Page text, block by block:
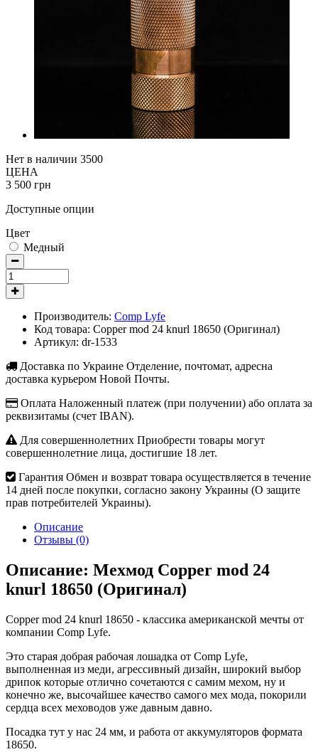
Нет в наличии 3500
ЦЕНА
3 500 грн
Доступные опции
Цвет
Медный
Производитель: Comp Lyfe
Код товара: Copper mod 24 knurl 18650 (Оригинал)
Артикул: dr-1533
Доставка по Украине Отделение, почтомат, адресна
доставка курьером Новой Почты.
Оплата Наложенный платеж (при получении) або оплата за
реквизитамы (счет IBAN).
Для совершеннолетних Приобрести товары могут
совершеннолетние лица, достигшие 18 лет.
Гарантия Обмен и возврат товара осуществляется в течение
14 дней после покупки, согласно закону Украины (О защите
прав потребителей Украины).
Описание
Отзывы (0)
Описание: Мехмод Copper mod 24
knurl 18650 (Оригинал)
Copper mod 24 knurl 18650 - классика американской мечты от
компании Comp Lyfe.
Это старая добрая рабочая лошадка от Comp Lyfe,
выполненная из меди, агрессивный дизайн, широкий выбор
дрипок которые отлично сочетаются с самим мехом, ну и
конечно же, высочайшее качество самого мех мода, покорили
сердца всех меховодов уже давным давно.
Посадка тут у нас 24 мм, и работа от аккумуляторов формата
18650.